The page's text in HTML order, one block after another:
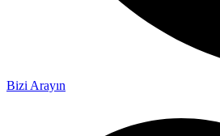
Bizi Arayın